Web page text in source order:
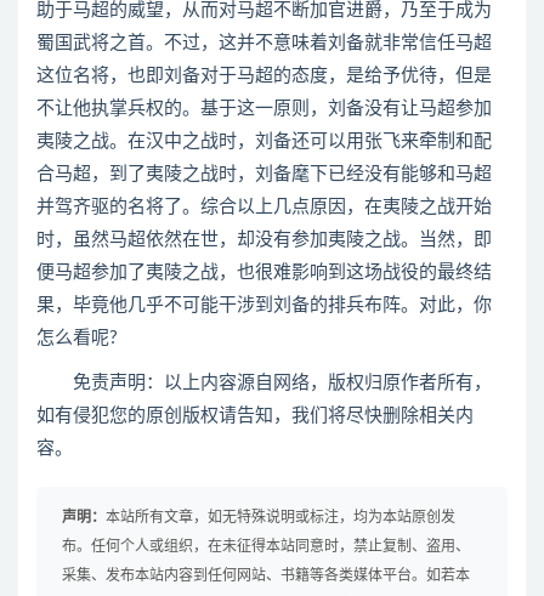
助于马超的威望，从而对马超不断加官进爵，乃至于成为
蜀国武将之首。不过，这并不意味着刘备就非常信任马超
这位名将，也即刘备对于马超的态度，是给予优待，但是
不让他执掌兵权的。基于这一原则，刘备没有让马超参加
夷陵之战。在汉中之战时，刘备还可以用张飞来牵制和配
合马超，到了夷陵之战时，刘备麾下已经没有能够和马超
并驾齐驱的名将了。综合以上几点原因，在夷陵之战开始
时，虽然马超依然在世，却没有参加夷陵之战。当然，即
便马超参加了夷陵之战，也很难影响到这场战役的最终结
果，毕竟他几乎不可能干涉到刘备的排兵布阵。对此，你
怎么看呢?
免责声明：以上内容源自网络，版权归原作者所有，
如有侵犯您的原创版权请告知，我们将尽快删除相关内
容。
声明： 本站所有文章，如无特殊说明或标注，均为本站原创发
布。任何个人或组织，在未征得本站同意时，禁止复制、盗用、
采集、发布本站内容到任何网站、书籍等各类媒体平台。如若本